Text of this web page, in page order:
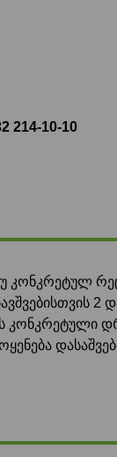
214-10-10
2
კონკრეტული